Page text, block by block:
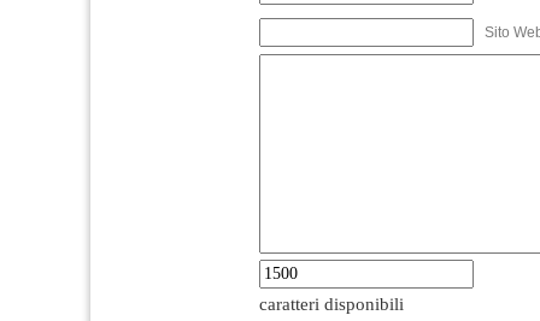
Sito
caratteri disponibili